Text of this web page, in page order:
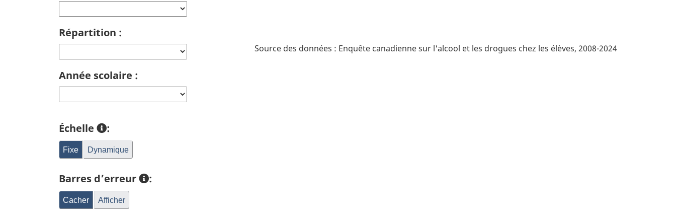
Répartition :
Année scolaire :
Échelle :
Fixe Dynamique
Barres d’erreur :
Cacher Afficher
Source des données : Enquête canadienne sur l'alcool et les drogues chez les élèves, 2008-2024